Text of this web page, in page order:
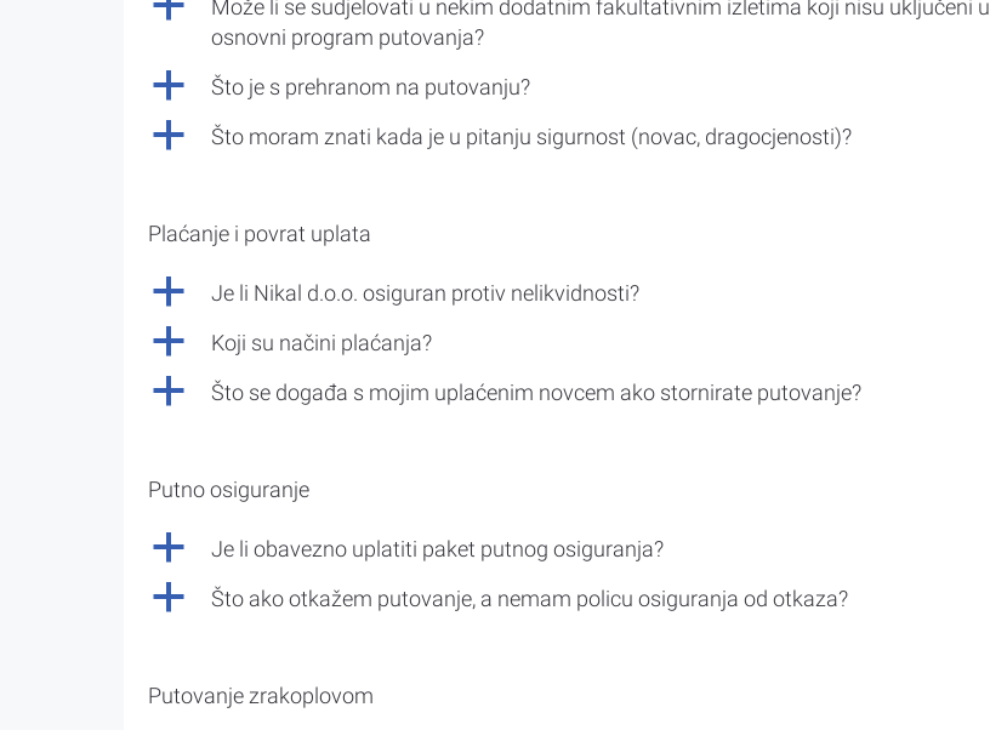
Može li se sudjelovati u nekim dodatnim fakultativnim izletima koji nisu uključeni u
osnovni program putovanja?
a Što je s prehranom na putovanju?
a Što moram znati kada je u pitanju sigurnost (novac, dragocjenosti)?
Plaćanje i povrat uplata
a Je li Nikal d.o.o. osiguran protiv nelikvidnosti?
a Koji su načini plaćanja?
a Što se događa s mojim uplaćenim novcem ako stornirate putovanje?
Putno osiguranje
a Je li obavezno uplatiti paket putnog osiguranja?
a Što ako otkažem putovanje, a nemam policu osiguranja od otkaza?
Putovanje zrakoplovom